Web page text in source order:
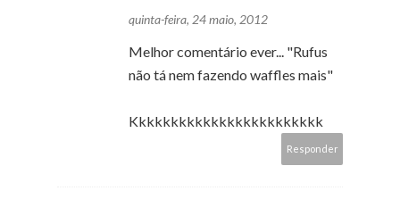
quinta-feira, 24 maio, 2012
Melhor comentário ever... "Rufus
não tá nem fazendo waffles mais"
Kkkkkkkkkkkkkkkkkkkkkkkk
Responder